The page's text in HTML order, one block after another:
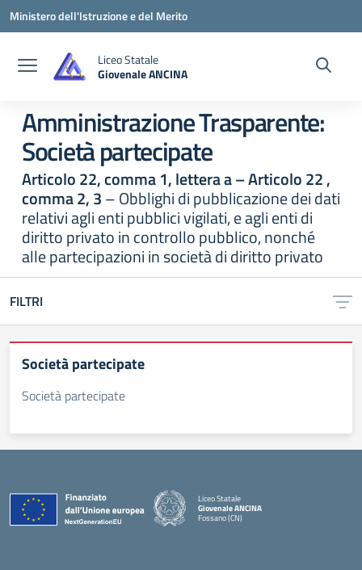
Vai ai contenuti
Vai al menu di navigazione
Vai al footer
Ministero dell'Istruzione e del Merito
Liceo Statale
Giovenale ANCINA
Amministrazione Trasparente:
Società partecipate
Articolo 22, comma 1, lettera a – Articolo 22 ,
comma 2, 3– Obblighi di pubblicazione dei dati
relativi agli enti pubblici vigilati, e agli enti di
diritto privato in controllo pubblico, nonché
alle partecipazioni in società di diritto privato
FILTRI
Società partecipate
Società partecipate
Liceo Statale
Giovenale ANCINA
Fossano (CN)